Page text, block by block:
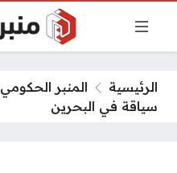
الرئيسية المنبر الحكومي
سياقة في البحرين